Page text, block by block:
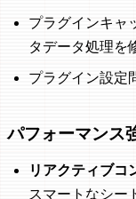
プラグインキャ
タデータ処理を
プラグイン設定
パフォーマンス
リアクティブコ
スマートなシー